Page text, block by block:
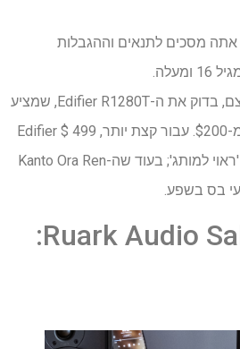
מסכים לתנאים וההגבלות
אם אתה עם תקציב מצומצם, בדוק את ה-Edifier R1280T, שמציע
ביצועים נאים עבור פחות מ-$200. עבור קצת יותר, 499 $ Edifier
S880DB MKII מציע צליל 'ראוי למותג'; בעוד שה-Kanto Ora Ren
סקירת Ruark Audio Sabre-R: